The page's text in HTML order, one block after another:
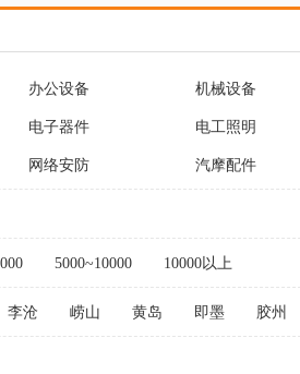
办公设备 机械设备
电子器件 电工照明
网络安防 汽摩配件
5000~10000 10000以上
李沧 崂山 黄岛 即墨 胶州